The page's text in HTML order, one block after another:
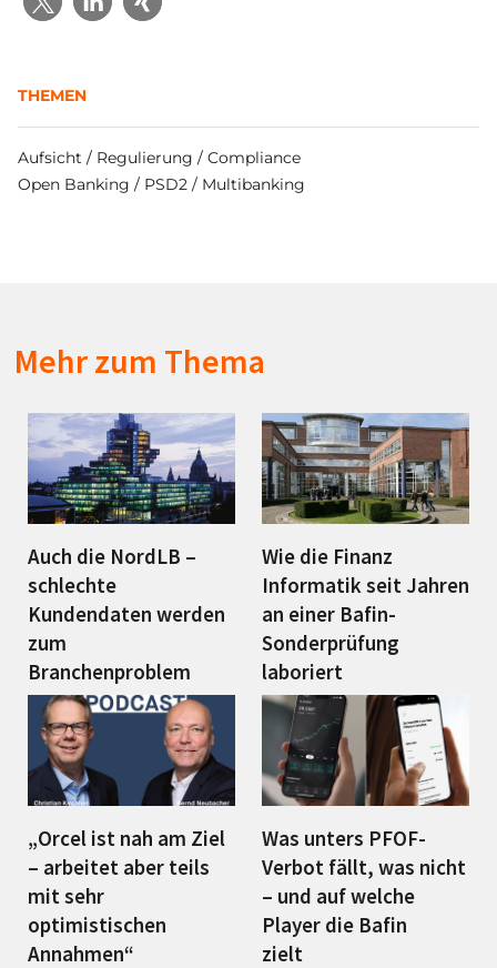
THEMEN
Aufsicht / Regulierung / Compliance
Open Banking / PSD2 / Multibanking
Mehr zum Thema
Auch die NordLB –
schlechte
Kundendaten werden
zum
Branchenproblem
Wie die Finanz
Informatik seit Jahren
an einer Bafin-
Sonderprüfung
laboriert
„Orcel ist nah am Ziel
– arbeitet aber teils
mit sehr
optimistischen
Annahmen“
Was unters PFOF-
Verbot fällt, was nicht
– und auf welche
Player die Bafin
zielt